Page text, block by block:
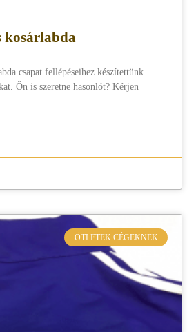
csapat fellépéseihez készítettünk
Ön is szeretne hasonlót? Kérjen
ÖTLETEK CÉGEKNEK